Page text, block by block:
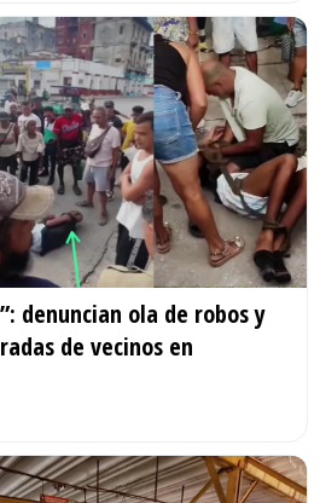
denuncian ola de robos y
de vecinos en